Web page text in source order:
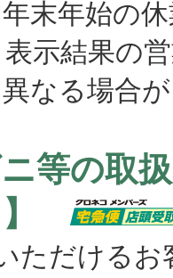
末年始の
示結果の
る場合が
ニ等の取
】
ただけるお